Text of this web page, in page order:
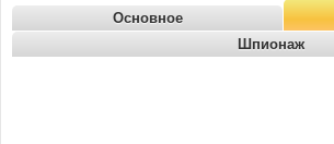
Основное
Шпионаж